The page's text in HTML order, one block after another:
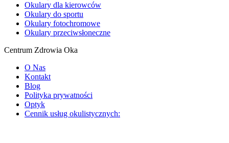
Okulary dla kierowców
Okulary do sportu
Okulary fotochromowe
Okulary przeciwsłoneczne
Centrum Zdrowia Oka
O Nas
Kontakt
Blog
Polityka prywatności
Optyk
Cennik usług okulistycznych: